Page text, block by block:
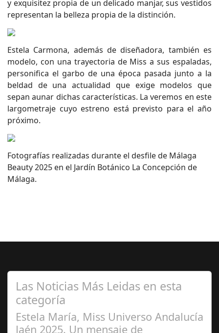
y exquisitez propia de un delicado manjar, sus vestidos
representan la belleza propia de la distinción.
Estela Carmona, además de diseñadora, también es
modelo, con una trayectoria de Miss a sus espaladas,
personifica el garbo de una época pasada junto a la
beldad de una actualidad que exige modelos que
sepan aunar dichas características. La veremos en este
largometraje cuyo estreno está previsto para el año
próximo.
Fotografías realizadas durante el desfile de Málaga
Beauty 2025 en el Jardín Botánico La Concepción de
Málaga.
Las Noticias Más Leidas en esta
categoría
Estela María, Miss Universo Andalucía
Jaén 2025. Un mensaje de